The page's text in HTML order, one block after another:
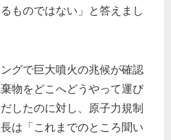
ものではない」と答えまし
グで巨大噴火の兆候が確認
物をどこへどうやって運び
したのに対し、原子力規制
は「これまでのところ聞い